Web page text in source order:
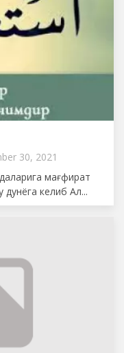
30, 2021
мағфират
келиб Ал...